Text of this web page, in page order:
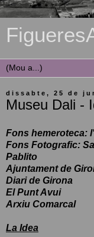
dissabte, 25 de
Museu Dali -
Fons hemeroteca:
Fons Fotografic:
Pablito
Ajuntament de
Diari de Girona
El Punt Avui
Arxiu Comarcal
La Idea